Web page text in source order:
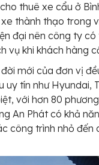
thuê xe cẩu ở
thành thạo trong
đại nên công ty có
vụ khi khách hàng
mới của đơn vị
uy tín như Hyundai,
với hơn 80
An Phát có khả
công trình nhỏ đến